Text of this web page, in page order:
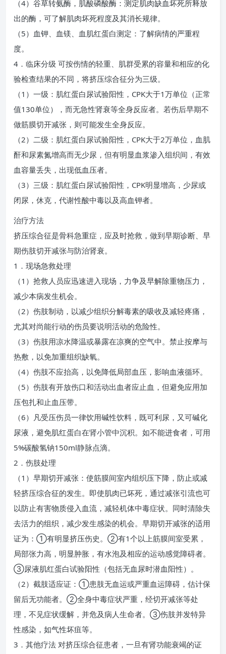
（4）谷草转氨酶，肌酸磷酸酶：测定肌肉缺血坏死所释放
出的酶，可了解肌肉坏死程度及其消长规律。
（5）血钾、血镁、血肌红蛋白测定：了解病情的严重程
度。
4．临床分级 可按伤情的轻重、肌群受累的容量和相应的化
验检查结果的不同，将挤压综合征分为三级。
（1）一级：肌红蛋白尿试验阳性，CPK大于1万单位（正常
值130单位），而无急性肾衰等全身反应者。若伤后早期不
做筋膜切开减张，则可能发生全身反应。
（2）二级：肌红蛋白尿试验阳性，CPK大于2万单位，血肌
酐和尿素氮增高而无少尿，但有明显血浆渗入组织间，有效
血容量丢失，出现低血压者。
（3）三级：肌红蛋白尿试验阳性，CPK明显增高，少尿或
闭尿，休克，代谢性酸中毒以及高血钾者。
治疗方法
挤压综合征是骨科急重症，应及时抢救，做到早期诊断、早
期伤肢切开减张与防治肾衰。
1．现场急救处理
（1）抢救人员应迅速进入现场，力争及早解除重物压力，
减少本病发生机会。
（2）伤肢制动，以减少组织分解毒素的吸收及减轻疼痛，
尤其对尚能行动的伤员要说明活动的危险性。
（3）伤肢用凉水降温或暴露在凉爽的空气中。禁止按摩与
热敷，以免加重组织缺氧。
（4）伤肢不应抬高，以免降低局部血压，影响血液循环。
（5）伤肢有开放伤口和活动出血者应止血，但避免应用加
压包扎和止血压带。
（6）凡受压伤员一律饮用碱性饮料，既可利尿，又可碱化
尿液，避免肌红蛋白在肾小管中沉积。如不能进食者，可用
5%碳酸氢钠150ml静脉点滴。
2．伤肢处理
（1）早期切开减张：使筋膜间室内组织压下降，防止或减
轻挤压综合征的发生。即使肌肉已坏死，通过减张引流也可
以防止有害物质侵入血流，减轻机体中毒症状。同时清除失
去活力的组织，减少发生感染的机会。早期切开减张的适用
证为：①有明显挤压伤史。②有1个以上筋膜间室受累，
局部张力高，明显肿胀，有水泡及相应的运动感觉障碍者。
③尿液肌红蛋白试验阳性（包括无血尿时潜血阳性）。
（2）截肢适应证：①患肢无血运或严重血运障碍，估计保
留后无功能者。②全身中毒症状严重，经切开减张等处
理，不见症状缓解，并危及病人生命者。③伤肢并发特异
性感染，如气性坏疽等。
3．其他疗法 对挤压综合征患者，一旦有肾功能衰竭的证